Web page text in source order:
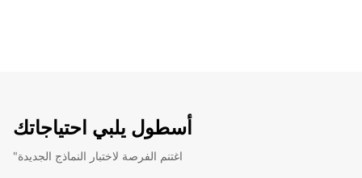
أسطول يلبي احتياجاتك
"اغتنم الفرصة لاختبار النماذج الجديدة